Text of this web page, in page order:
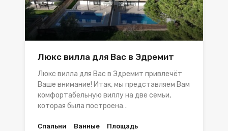
Люкс вилла для Вас в Эдремит
Люкс вилла для Вас в Эдремит привлечёт
Ваше внимание! Итак, мы представляем Вам
комфортабельную виллу на две семьи,
которая была построена…
Спальни Ванные Площадь